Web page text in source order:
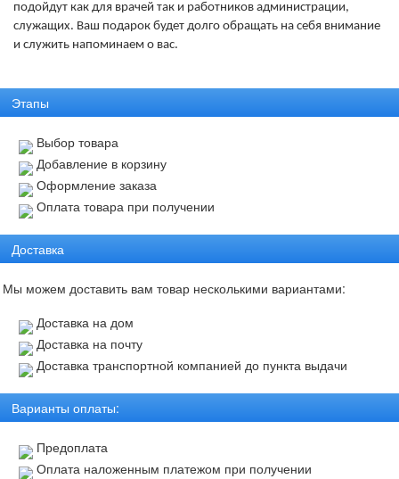
подойдут как для врачей так и работников администрации,
служащих. Ваш подарок будет долго обращать на себя внимание
и служить напоминаем о вас.
Этапы
Выбор товара
Добавление в корзину
Оформление заказа
Оплата товара при получении
Доставка
Мы можем доставить вам товар несколькими вариантами:
Доставка на дом
Доставка на почту
Доставка транспортной компанией до пункта выдачи
Варианты оплаты:
Предоплата
Оплата наложенным платежом при получении